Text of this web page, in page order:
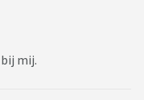
mij.